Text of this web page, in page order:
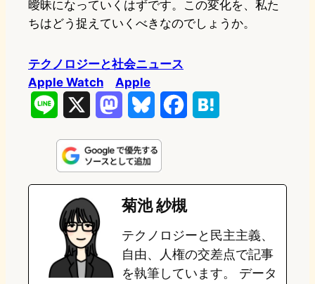
曖昧になっていくはずです。この変化を、私た
ちはどう捉えていくべきなのでしょうか。
テクノロジーと社会ニュース
Apple Watch
Apple
n
e
s
t
o
d
o
u
e
s
k
y
e
b
o
e
a
菊池 紗槻
テクノロジーと民主主義、
自由、人権の交差点で記事
を執筆しています。 データ